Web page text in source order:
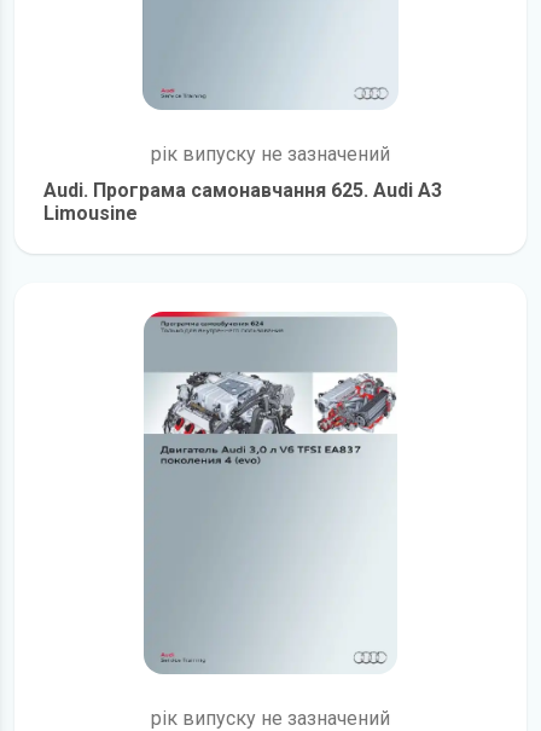
рік випуску не зазначений
Audi. Програма самонавчання 625. Audi A3
Limousine
рік випуску не зазначений